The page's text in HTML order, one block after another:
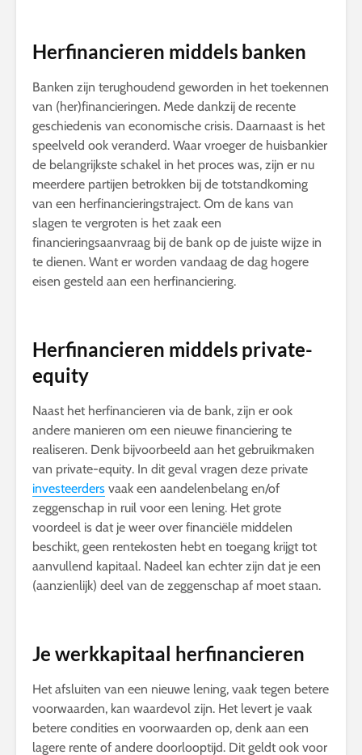
Herfinancieren middels banken
Banken zijn terughoudend geworden in het toekennen
van (her)financieringen. Mede dankzij de recente
geschiedenis van economische crisis. Daarnaast is het
speelveld ook veranderd. Waar vroeger de huisbankier
de belangrijkste schakel in het proces was, zijn er nu
meerdere partijen betrokken bij de totstandkoming
van een herfinancieringstraject. Om de kans van
slagen te vergroten is het zaak een
financieringsaanvraag bij de bank op de juiste wijze in
te dienen. Want er worden vandaag de dag hogere
eisen gesteld aan een herfinanciering.
Herfinancieren middels private-
equity
Naast het herfinancieren via de bank, zijn er ook
andere manieren om een nieuwe financiering te
realiseren. Denk bijvoorbeeld aan het gebruikmaken
van private-equity. In dit geval vragen deze private
investeerders vaak een aandelenbelang en/of
zeggenschap in ruil voor een lening. Het grote
voordeel is dat je weer over financiële middelen
beschikt, geen rentekosten hebt en toegang krijgt tot
aanvullend kapitaal. Nadeel kan echter zijn dat je een
(aanzienlijk) deel van de zeggenschap af moet staan.
Je werkkapitaal herfinancieren
Het afsluiten van een nieuwe lening, vaak tegen betere
voorwaarden, kan waardevol zijn. Het levert je vaak
betere condities en voorwaarden op, denk aan een
lagere rente of andere doorlooptijd. Dit geldt ook voor